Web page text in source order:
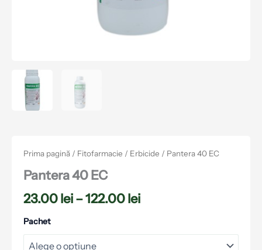
Prima pagină / Fitofarmacie / Erbicide / Pantera 40 EC
Pantera 40 EC
23.00lei–122.00lei
Pachet